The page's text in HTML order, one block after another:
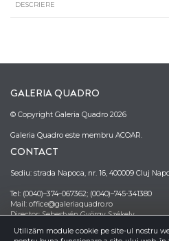
DESCRIERE
GALERIA QUADRO
© Copyright Galeria Quadro 2026
Galeria Quadro este membru ACOAR.
CONTACT
Sediu: strada Napoca, nr. 16, 400009 Cluj
Tel: (0040)–374–067362; (0040)–745-341380
Mail: office@galeriaquadro.ro
Director: Sebestyén György Székely
NEWSLETTER
Utilizăm module cookie pe site-ul nostru